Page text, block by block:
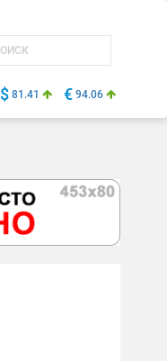
$ 81.41 € 94.06